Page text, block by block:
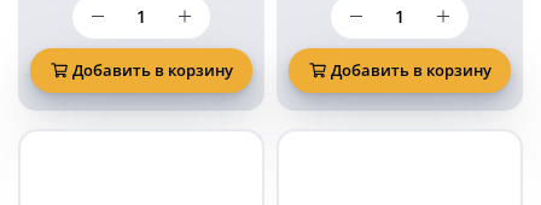
товара
Маяк
проблесковый
светодиодный
KARAVAN
синий
Добавить в корзину
товара
Маяк
проблесковый
светодиодный
KARAVAN
синий
Добавить в корзину